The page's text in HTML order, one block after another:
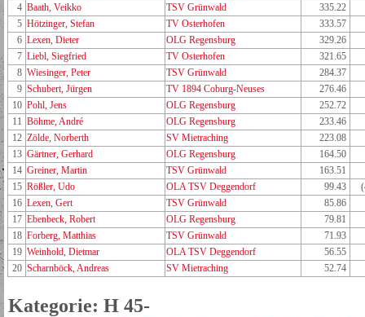
4 Baath, Veikko TSV Grünwald
335.22
5 Hötzinger, Stefan TV Osterhofen
333.57
6 Lexen, Dieter OLG Regensburg
329.26
7 Liebl, Siegfried TV Osterhofen
321.65
8 Wiesinger, Peter TSV Grünwald
284.37
9 Schubert, Jürgen TV 1894 Coburg-Neuses
276.46
10 Pohl, Jens OLG Regensburg
252.72
11 Böhme, André OLG Regensburg
233.46
12 Zölde, Norberth SV Mietraching
223.08
13 Gärtner, Gerhard OLG Regensburg
164.50
14 Greiner, Martin TSV Grünwald
163.51
15 Rößler, Udo OLA TSV Deggendorf 99.43
16 Lexen, Gert TSV Grünwald
85.86
17 Ebenbeck, Robert OLG Regensburg
79.81
18 Forberg, Matthias TSV Grünwald
71.93
19 Weinhold, Dietmar OLA TSV Deggendorf
56.55
20 Scharnböck, Andreas SV Mietraching 52.74
Kategorie: H 45-